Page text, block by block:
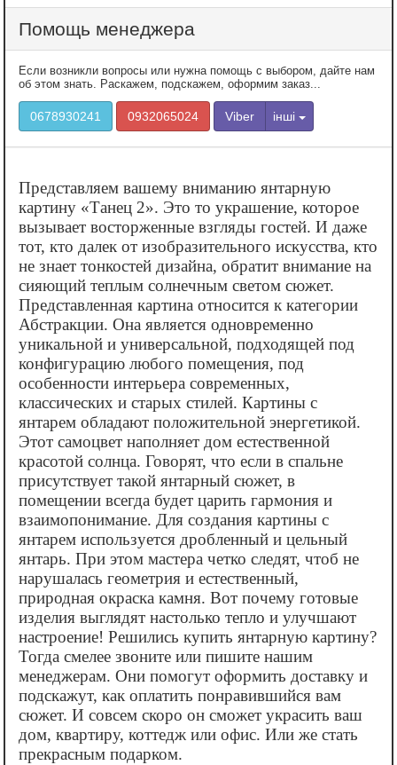
Помощь менеджера
Если возникли вопросы или нужна помощь с выбором, дайте нам
об этом знать. Раскажем, подскажем, оформим заказ...
0678930241 0932065024 Viber інші
Представляем вашему вниманию янтарную
картину «‎Танец 2». Это то украшение, которое
вызывает восторженные взгляды гостей. И даже
тот, кто далек от изобразительного искусства, кто
не знает тонкостей дизайна, обратит внимание на
сияющий теплым солнечным светом сюжет.
Представленная картина относится к категории
Абстракции. Она является одновременно
уникальной и универсальной, подходящей под
конфигурацию любого помещения, под
особенности интерьера современных,
классических и старых стилей. Картины с
янтарем обладают положительной энергетикой.
Этот самоцвет наполняет дом естественной
красотой солнца. Говорят, что если в спальне
присутствует такой янтарный сюжет, в
помещении всегда будет царить гармония и
взаимопонимание. Для создания картины с
янтарем используется дробленный и цельный
янтарь. При этом мастера четко следят, чтоб не
нарушалась геометрия и естественный,
природная окраска камня. Вот почему готовые
изделия выглядят настолько тепло и улучшают
настроение! Решились купить янтарную картину?
Тогда смелее звоните или пишите нашим
менеджерам. Они помогут оформить доставку и
подскажут, как оплатить понравившийся вам
сюжет. И совсем скоро он сможет украсить ваш
дом, квартиру, коттедж или офис. Или же стать
прекрасным подарком.